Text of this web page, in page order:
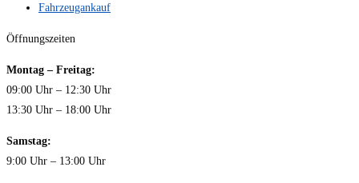
Fahrzeugankauf
Öffnungszeiten
Montag – Freitag:
09:00 Uhr – 12:30 Uhr
13:30 Uhr – 18:00 Uhr
Samstag:
9:00 Uhr – 13:00 Uhr